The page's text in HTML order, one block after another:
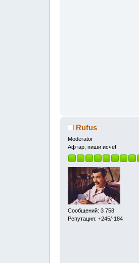
Rufus
Moderator
Афтар, пиши исчё!
Сообщений: 3 758
Репутация: +245/-184